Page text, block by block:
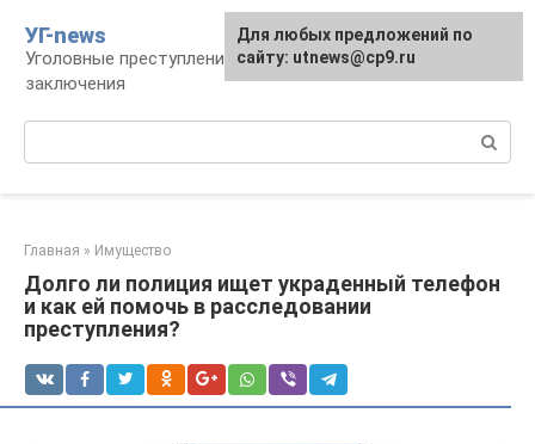
контенту
УГ-news
Уголовные преступления, наказания, места
заключения
Главная » Имущество
Долго ли полиция ищет украденный телефон
и как ей помочь в расследовании
преступления?
Для любых предложений по
сайту: utnews@cp9.ru